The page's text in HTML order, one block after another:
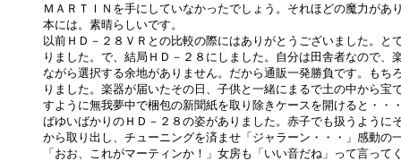
ＭＡＲＴＩＮを手にしていなかったでしょう。それほどの魔力があ
本には。素晴らしいです。
以前ＨＤ－２８ＶＲとの比較の際にはありがとうございました。と
りました。で、結局ＨＤ－２８にしました。自分は田舎者なので、
ながら選択する余地がありません。だから通販一発勝負です。もち
りました。楽器が届いたその日、子供と一緒にまるで土の中から宝
すように無我夢中で梱包の新聞紙を取り除きケースを開けると・・
ばゆいばかりのＨＤ－２８の姿がありました。赤子でも扱うように
から取り出し、チューニングを済ませ「ジャラーン・・・」感動の
「おお、これがマーティンか！」女房も「いい音だね」って言って